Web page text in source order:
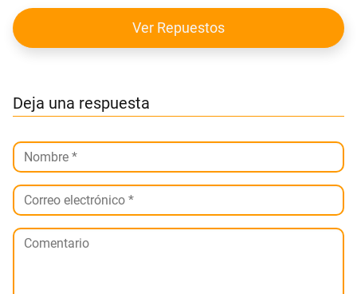
Ver Repuestos
Deja una respuesta